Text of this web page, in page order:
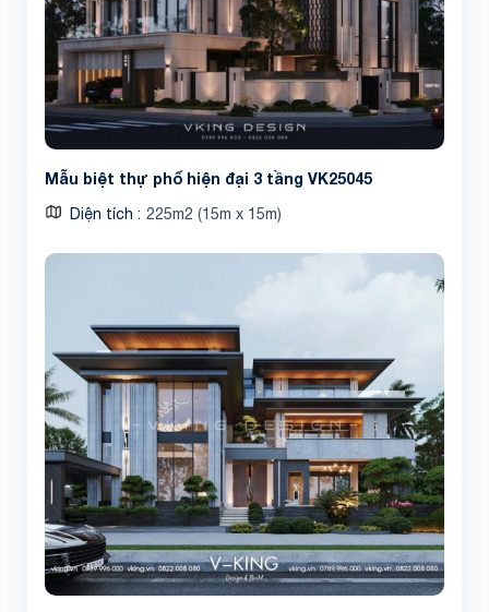
Mẫu biệt thự phố hiện đại 3 tầng VK25045
Diện tích 225m2 (15m x 15m)